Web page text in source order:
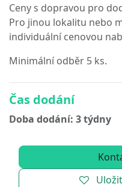
Ceny s dopravou pro
Pro jinou lokalitu nebo
individuální cenovou
Minimální odběr 5 ks.
Čas dodání
Doba dodání: 3 týdny